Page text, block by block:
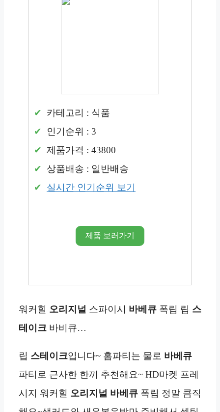
카테고리 : 식품
인기순위 : 3
제품가격 : 43800
상품배송 : 일반배송
실시간 인기순위 보기
제품 보러가기
워커힐 오리지널 스파이시 바베큐 폭립 립 스
테이크 바비큐…
립 스테이크입니다~ 홈파티는 물로 바베큐
파티로 근사한 한끼 추천해요~ HD마켓 프레
시지 워커힐 오리지널 바베큐 폭립 정말 큼직